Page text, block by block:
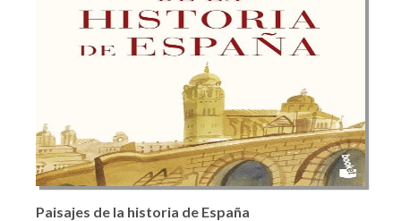
Paisajes de la historia de España